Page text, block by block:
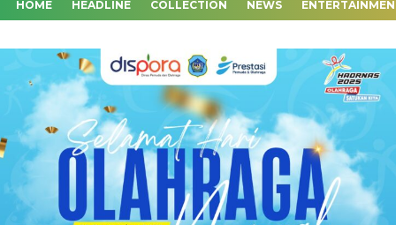
HOME HEADLINE COLLECTION NEWS